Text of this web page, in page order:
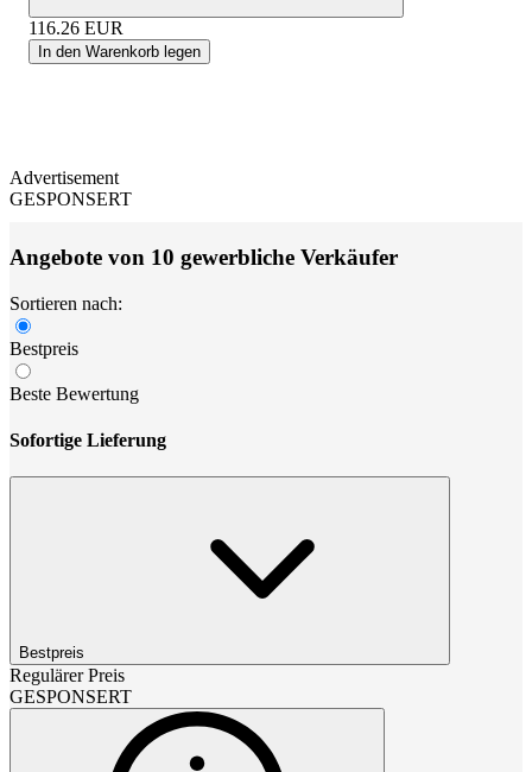
116.26 EUR
In den Warenkorb legen
Advertisement
GESPONSERT
Angebote von 10 gewerbliche Verkäufer
Sortieren nach:
Bestpreis
Beste Bewertung
Sofortige Lieferung
Bestpreis
Regulärer Preis
GESPONSERT